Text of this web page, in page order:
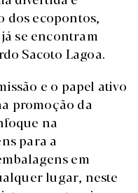
dos ecopontos,
se encontram
Sacoto Lagoa.
e o papel ativo
promoção da
na
para a
em
lugar, neste